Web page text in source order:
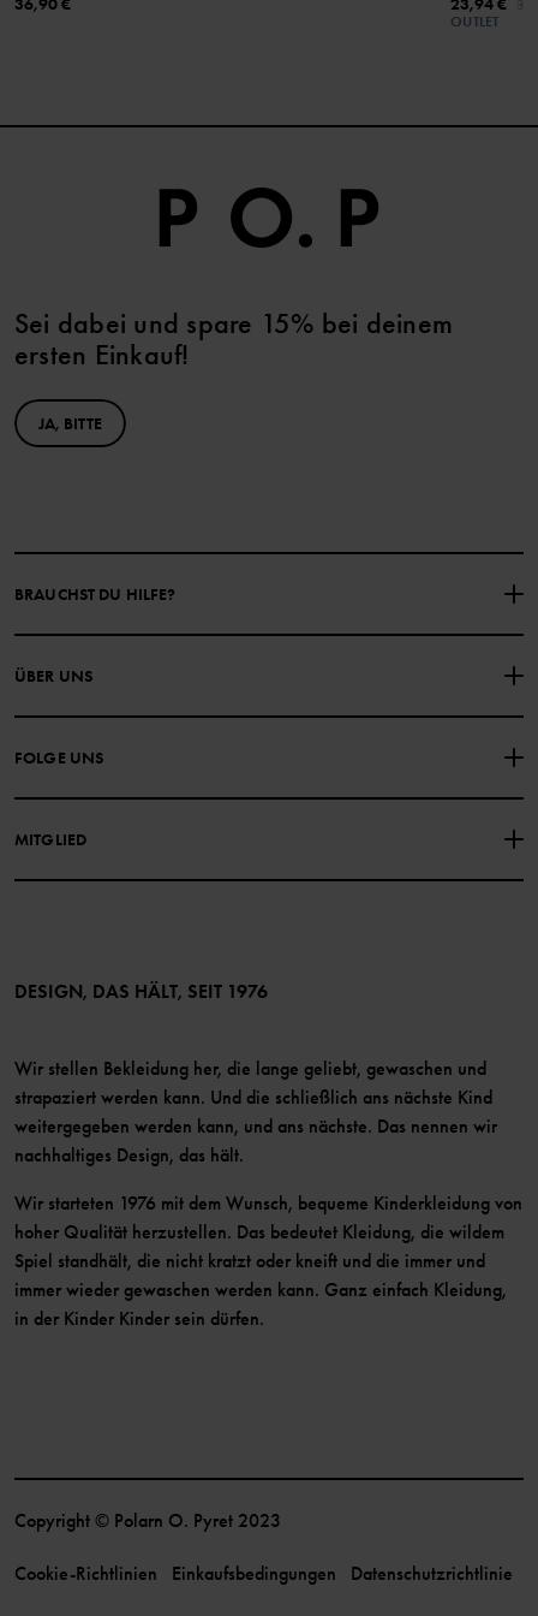
OUTLET
Sei dabei und spare 15% bei deinem
ersten Einkauf!
JA, BITTE
BRAUCHST DU HILFE?
NIMM KONTAKT ZU UNS AUF
HÄUFIG GESTELLTE FRAGEN EINKAUFSBEDINGUNGEN
DATENSCHUTZRICHTLINIE
ÜBER UNS
FOLGE UNS
MITGLIED
Mitglied werden
DESIGN, DAS HÄLT, SEIT 1976
Wir stellen Bekleidung her, die lange geliebt, gewaschen und
strapaziert werden kann. Und die schließlich ans nächste Kind
weitergegeben werden kann, und ans nächste. Das nennen wir
nachhaltiges Design, das hält.
Wir starteten 1976 mit dem Wunsch, bequeme Kinderkleidung von
hoher Qualität herzustellen. Das bedeutet Kleidung, die wildem
Spiel standhält, die nicht kratzt oder kneift und die immer und
immer wieder gewaschen werden kann. Ganz einfach Kleidung,
in der Kinder Kinder sein dürfen.
Copyright © Polarn O. Pyret 2023
Cookie-Richtlinien Einkaufsbedingungen Datenschutzrichtlinie